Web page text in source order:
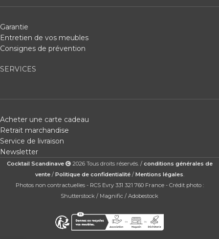
Garantie
Entretien de vos meubles
Consignes de prévention
SERVICES
Acheter une carte cadeau
Retrait marchandise
Service de livraison
Newsletter
Cocktail Scandinave 2026 Tous droits réservés. / conditions générales de
vente/ Politique de confidentialité/ Mentions légales.
Photos non contractuelles - RCS Evry 331 321 760 France - Crédit photo :
Shutterstock / Magnific / Adobestock